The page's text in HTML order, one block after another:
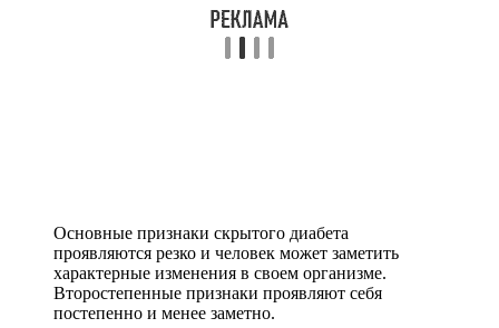
Основные признаки скрытого диабета
проявляются резко и человек может заметить
характерные изменения в своем организме.
Второстепенные признаки проявляют себя
постепенно и менее заметно.